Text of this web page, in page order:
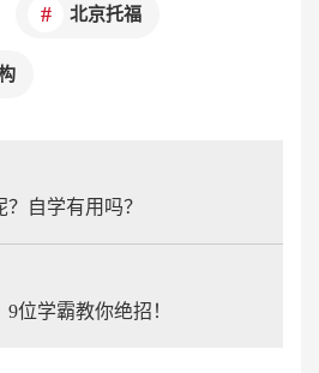
北京托福
自学有用吗？
位学霸教你绝招！